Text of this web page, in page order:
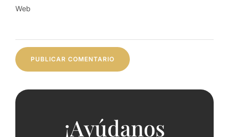
Web
¡Ayúdanos